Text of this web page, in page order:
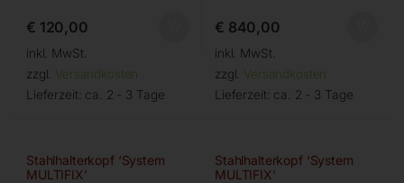
€ 120,00
inkl. MwSt.
zzgl. Versandkosten
Lieferzeit: ca. 2 - 3 Tage
€ 840,00
inkl. MwSt.
zzgl. Versandkosten
Lieferzeit: ca. 2 - 3 Tage
Stahlhalterkopf ‘System
MULTIFIX’
Stahlhalterkopf ‘System
MULTIFIX’